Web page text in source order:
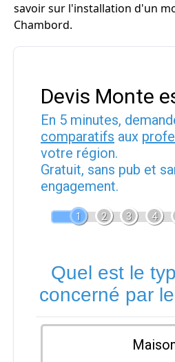
savoir sur l'installation d'un
Chambord.
Devis Monte
En 5 minutes,
comparatifs aux
votre région.
Gratuit, sans pub et
engagement.
1 2 3 4
Quel est le
concerné par